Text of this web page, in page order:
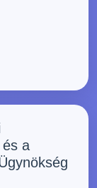
és a